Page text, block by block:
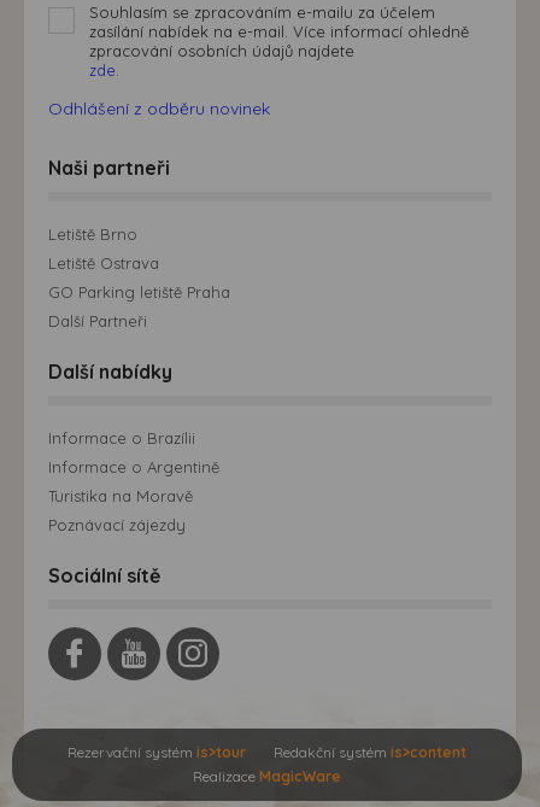
Souhlasím se zpracováním e-mailu za účelem
zasílání nabídek na e-mail. Více informací ohledně
zpracování osobních údajů najdete
zde.
Odhlášení z odběru novinek
Naši partneři
Letiště Brno
Letiště Ostrava
GO Parking letiště Praha
Další Partneři
Další nabídky
Informace o Brazílii
Informace o Argentině
Turistika na Moravě
Poznávací zájezdy
Sociální sítě
Rezervační systém is>tour Redakční systém is>content
Realizace MagicWare